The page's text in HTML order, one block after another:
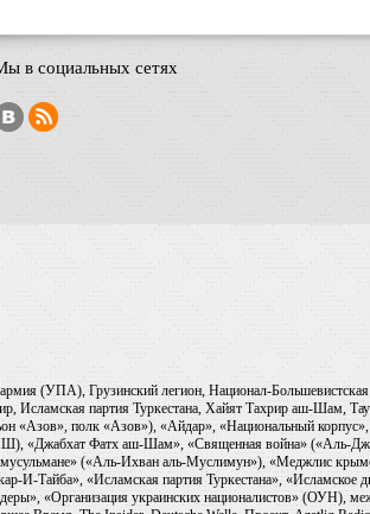
в социальных сетях
армия (УПА), Грузинский легион, Национал-
Исламская партия Туркестана, Хайят Тахрир аш-Шам,
«Азов», полк «Азов»), «Айдар», «Национальный
«Джабхат Фатх аш-Шам», «Священная война» («Аль-
(«Аль-Ихван аль-Муслимун»), «Меджлис
И-Тайба», «Исламская партия Туркестана», «Исламское
«Организация украинских националистов» (ОУН),